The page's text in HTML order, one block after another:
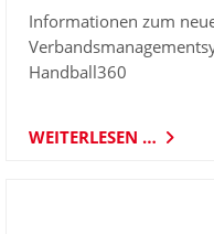
Informationen zum
Handball360
WEITERLESEN …